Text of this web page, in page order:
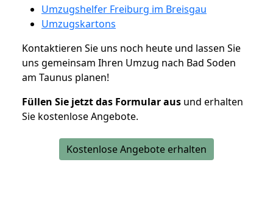
Umzugshelfer Freiburg im Breisgau
Umzugskartons
Kontaktieren Sie uns noch heute und lassen Sie
uns gemeinsam Ihren Umzug nach Bad Soden
am Taunus planen!
Füllen Sie jetzt das Formular aus und erhalten
Sie kostenlose Angebote.
Kostenlose Angebote erhalten